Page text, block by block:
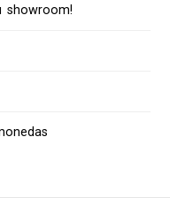
showroom!